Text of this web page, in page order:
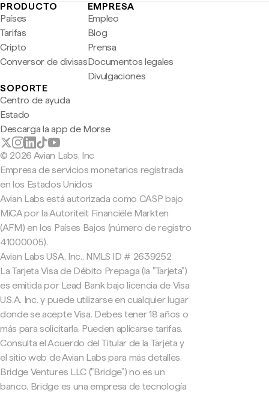
PRODUCTO
Países
Tarifas
Cripto
Conversor de divisas
EMPRESA
Empleo
Blog
Prensa
Documentos legales
Divulgaciones
SOPORTE
Centro de ayuda
Estado
Descarga la app de Morse
© 2026 Avian Labs, Inc
Empresa de servicios monetarios registrada
en los Estados Unidos
Avian Labs está autorizada como CASP bajo
MiCA por la Autoriteit Financiële Markten
(AFM) en los Países Bajos (número de registro
41000005).
Avian Labs USA, Inc., NMLS ID # 2639252
La Tarjeta Visa de Débito Prepaga (la "Tarjeta")
es emitida por Lead Bank bajo licencia de Visa
U.S.A. Inc. y puede utilizarse en cualquier lugar
donde se acepte Visa. Debes tener 18 años o
más para solicitarla. Pueden aplicarse tarifas.
Consulta el Acuerdo del Titular de la Tarjeta y
el sitio web de Avian Labs para más detalles.
Bridge Ventures LLC ("Bridge") no es un
banco. Bridge es una empresa de tecnología